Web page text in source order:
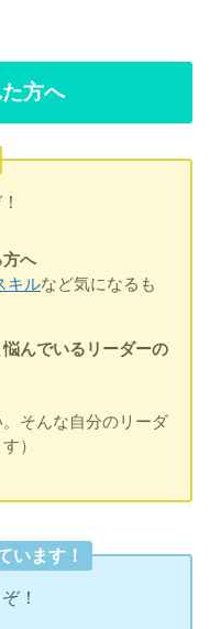
方へ
へ
キルなど気になるも
んでいるリーダーの
そんな自分のリーダ
）
います！
！